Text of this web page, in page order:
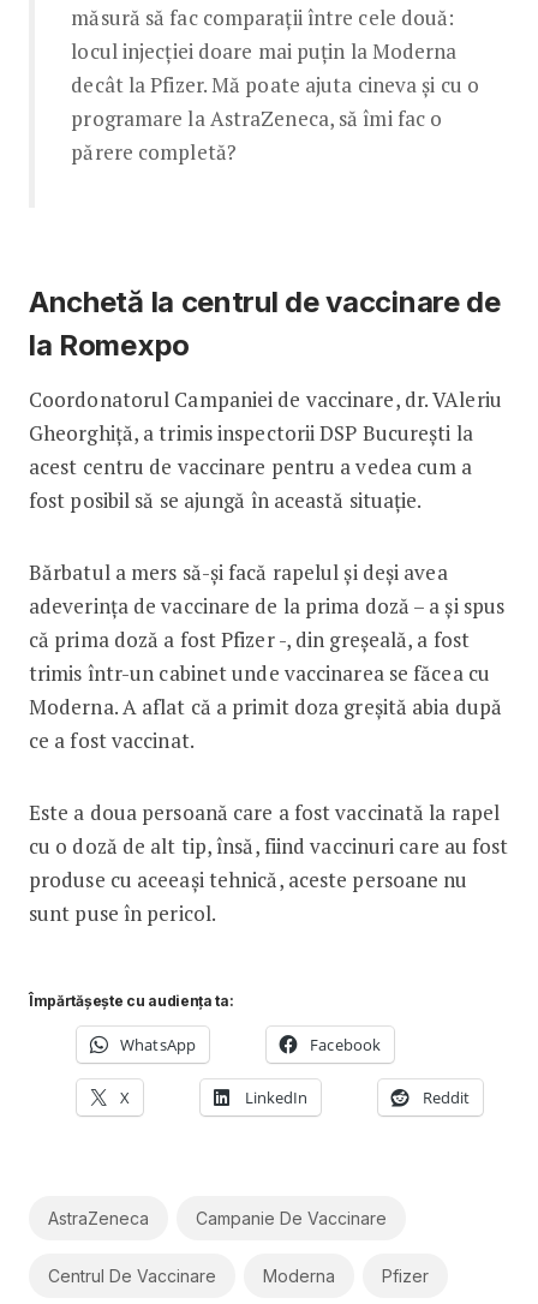
măsură să fac comparații între cele două:
locul injecției doare mai puțin la Moderna
decât la Pfizer. Mă poate ajuta cineva și cu o
programare la AstraZeneca, să îmi fac o
părere completă?
Anchetă la centrul de vaccinare de
la Romexpo
Coordonatorul Campaniei de vaccinare, dr. VAleriu
Gheorghiță, a trimis inspectorii DSP București la
acest centru de vaccinare pentru a vedea cum a
fost posibil să se ajungă în această situație.
Bărbatul a mers să-și facă rapelul și deși avea
adeverința de vaccinare de la prima doză – a și spus
că prima doză a fost Pfizer -, din greșeală, a fost
trimis într-un cabinet unde vaccinarea se făcea cu
Moderna. A aflat că a primit doza greșită abia după
ce a fost vaccinat.
Este a doua persoană care a fost vaccinată la rapel
cu o doză de alt tip, însă, fiind vaccinuri care au fost
produse cu aceeași tehnică, aceste persoane nu
sunt puse în pericol.
Împărtășește cu audiența ta:
WhatsApp Facebook
X LinkedIn Reddit
AstraZeneca Campanie De Vaccinare
Centrul De Vaccinare Moderna Pfizer